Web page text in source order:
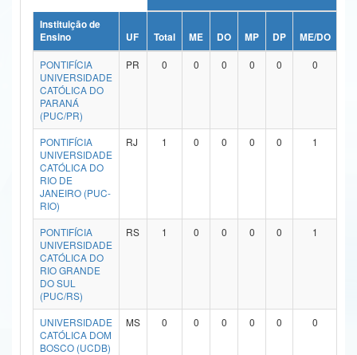
Ministério da Ciência, Tecnologia, Inovações e Comunicações
Ministério do Meio Ambiente
Ministério do Turismo
Ministério do Desenvolvimento Regional
Controladoria-Geral da União
Ministério da Mulher, da Família e dos Direitos Humanos
Secretaria-Geral
Secretaria de Governo
Gabinete de Segurança Institucional
Advocacia-Geral da União
Banco Central do Brasil
Instituição de
Ensino
UF Total ME DO MP DP ME/DO
PONTIFÍCIA
UNIVERSIDADE
CATÓLICA DO
PARANÁ
(PUC/PR)
PR 0 0 0 0 0 0
PONTIFÍCIA
UNIVERSIDADE
CATÓLICA DO
RIO DE
JANEIRO (PUC-
RIO)
RJ 1 0 0 0 0 1
PONTIFÍCIA
UNIVERSIDADE
CATÓLICA DO
RIO GRANDE
DO SUL
(PUC/RS)
RS 1 0 0 0 0 1
UNIVERSIDADE
CATÓLICA DOM
BOSCO (UCDB)
MS 0 0 0 0 0 0